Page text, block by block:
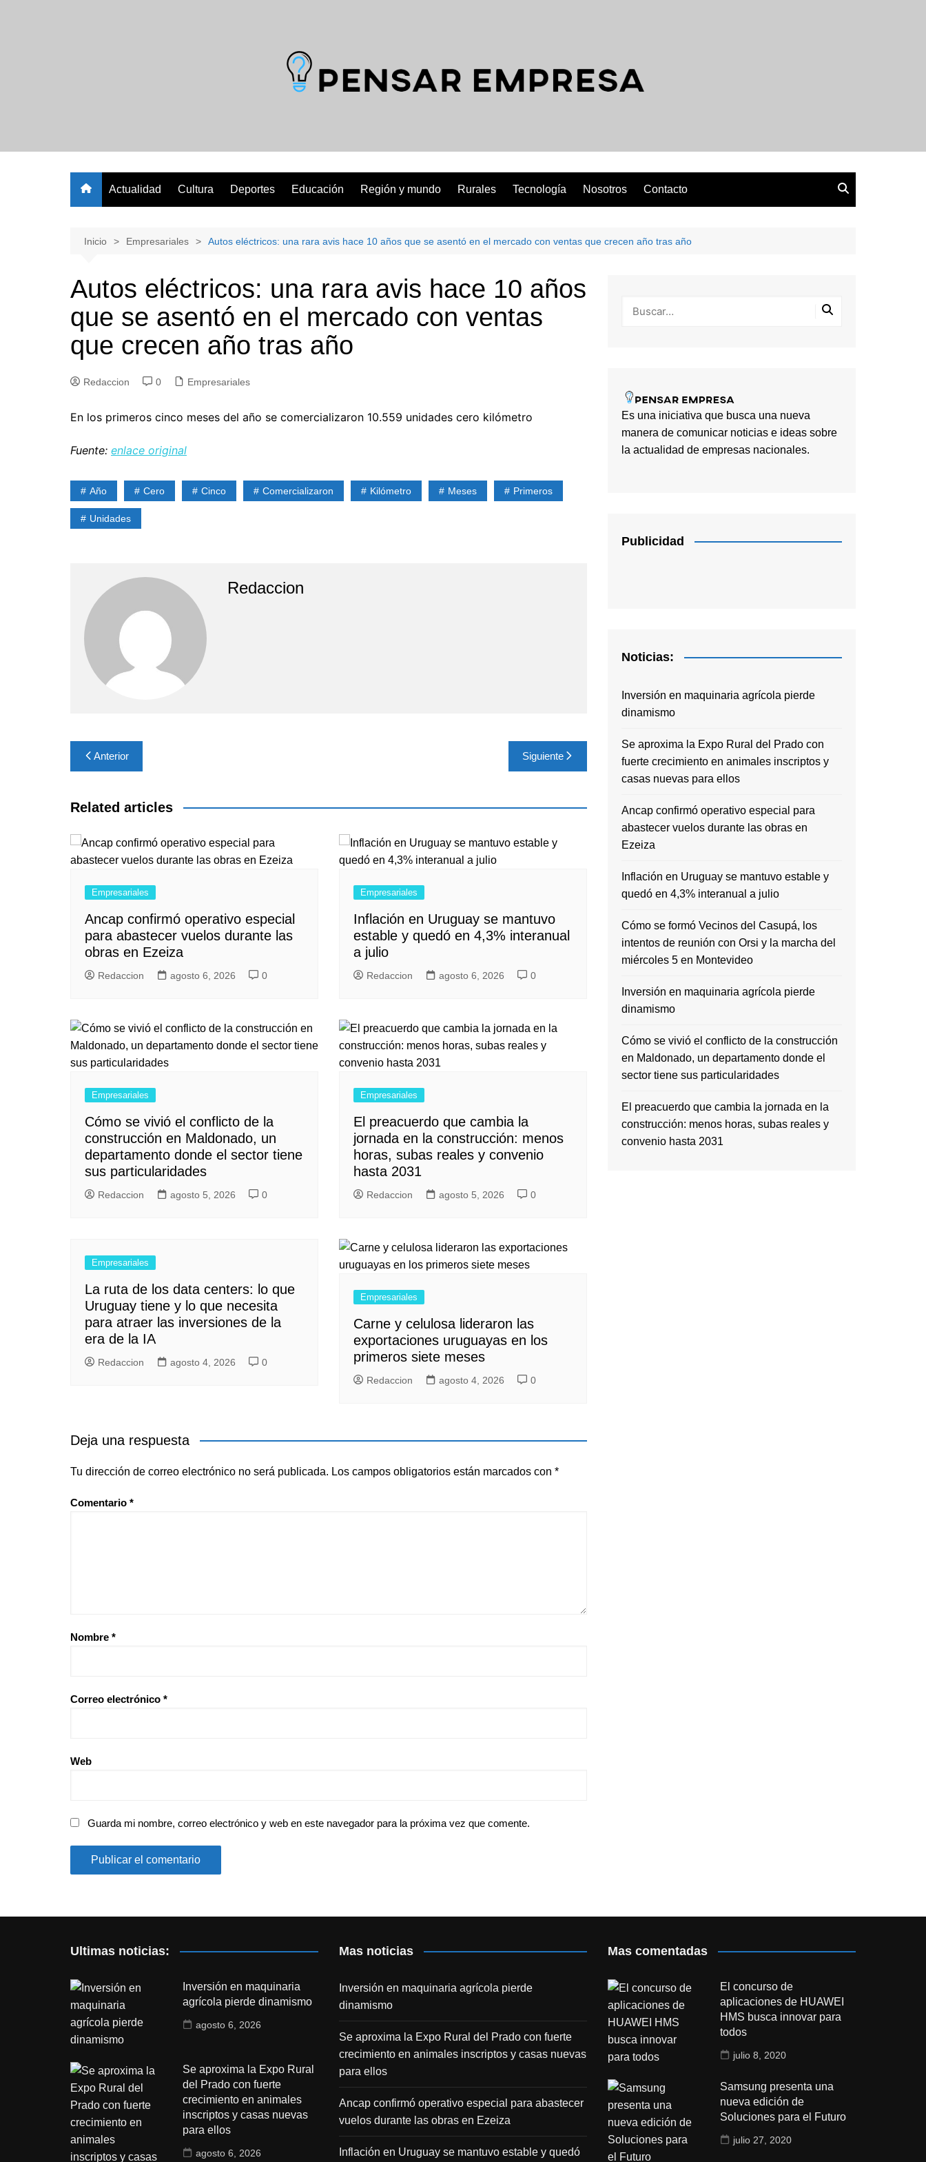
Actualidad Cultura Deportes Educación Región y mundo Rurales Tecnología Nosotros Contacto
Inicio Empresariales Autos eléctricos: una rara avis hace 10 años que se asentó en el mercado con ventas que crecen año tras año
Autos eléctricos: una rara avis hace 10 años
que se asentó en el mercado con ventas
que crecen año tras año
Redaccion 0 Empresariales
En los primeros cinco meses del año se comercializaron 10.559 unidades cero kilómetro
Fuente: enlace original
Año Cero Cinco Comercializaron Kilómetro Meses Primeros
Unidades
Redaccion
Navegación
de
entradas
Anterior Siguiente
Related articles
Empresariales
Ancap confirmó operativo especial
para abastecer vuelos durante las
obras en Ezeiza
Redaccion agosto 6, 2026 0
Empresariales
Inflación en Uruguay se mantuvo
estable y quedó en 4,3% interanual
a julio
Redaccion agosto 6, 2026 0
Empresariales
Cómo se vivió el conflicto de la
construcción en Maldonado, un
departamento donde el sector tiene
sus particularidades
Redaccion agosto 5, 2026 0
Empresariales
El preacuerdo que cambia la
jornada en la construcción: menos
horas, subas reales y convenio
hasta 2031
Redaccion agosto 5, 2026 0
Empresariales
La ruta de los data centers: lo que
Uruguay tiene y lo que necesita
para atraer las inversiones de la
era de la IA
Redaccion agosto 4, 2026 0
Empresariales
Carne y celulosa lideraron las
exportaciones uruguayas en los
primeros siete meses
Redaccion agosto 4, 2026 0
Deja una respuesta
Tu dirección de correo electrónico no será publicada. Los campos obligatorios están marcados con *
Comentario *
Nombre *
Correo electrónico *
Web
Guarda mi nombre, correo electrónico y web en este navegador para la próxima vez que comente.
Es una iniciativa que busca una nueva
manera de comunicar noticias e ideas sobre
la actualidad de empresas nacionales.
Publicidad
Noticias:
Inversión en maquinaria agrícola pierde
dinamismo
Se aproxima la Expo Rural del Prado con
fuerte crecimiento en animales inscriptos y
casas nuevas para ellos
Ancap confirmó operativo especial para
abastecer vuelos durante las obras en
Ezeiza
Inflación en Uruguay se mantuvo estable y
quedó en 4,3% interanual a julio
Cómo se formó Vecinos del Casupá, los
intentos de reunión con Orsi y la marcha del
miércoles 5 en Montevideo
Inversión en maquinaria agrícola pierde
dinamismo
Cómo se vivió el conflicto de la construcción
en Maldonado, un departamento donde el
sector tiene sus particularidades
El preacuerdo que cambia la jornada en la
construcción: menos horas, subas reales y
convenio hasta 2031
Ultimas noticias:
Inversión en maquinaria
agrícola pierde dinamismo
agosto 6, 2026
Se aproxima la Expo Rural
del Prado con fuerte
crecimiento en animales
inscriptos y casas nuevas
para ellos
agosto 6, 2026
Mas noticias
Inversión en maquinaria agrícola pierde
dinamismo
Se aproxima la Expo Rural del Prado con fuerte
crecimiento en animales inscriptos y casas nuevas
para ellos
Ancap confirmó operativo especial para abastecer
vuelos durante las obras en Ezeiza
Inflación en Uruguay se mantuvo estable y quedó
Mas comentadas
El concurso de
aplicaciones de HUAWEI
HMS busca innovar para
todos
julio 8, 2020
Samsung presenta una
nueva edición de
Soluciones para el Futuro
julio 27, 2020